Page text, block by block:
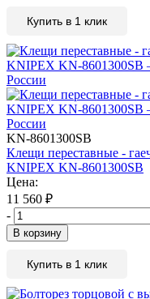
Купить в 1 клик
KN-8601300SB
Клещи переставные -
KNIPEX KN-8601300SB
Цена:
11 560 ₽
-
В корзину
Купить в 1 клик